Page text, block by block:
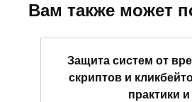
Вам также может
Защита систем от
скриптов и
практики и